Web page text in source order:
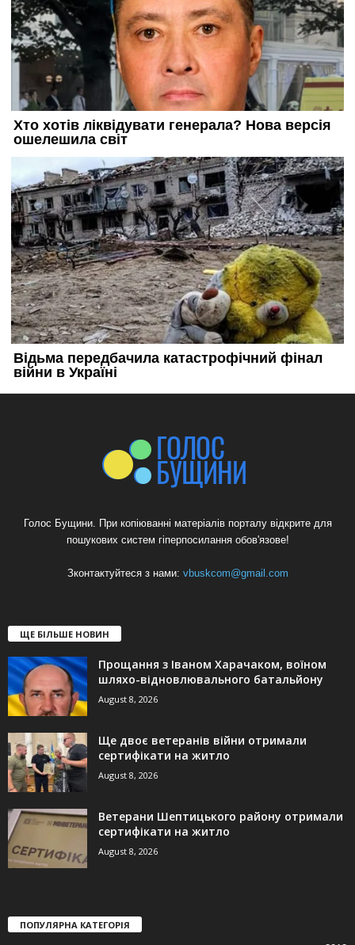
Голос Бущини. При копіюванні матеріалів порталу відкрите для
пошукових систем гіперпосилання обов'язове!
Зконтактуйтеся з нами: vbuskcom@gmail.com
ЩЕ БІЛЬШЕ НОВИН
Прощання з Іваном Харачаком, воїном
шляхо-відновлювального батальйону
August 8, 2026
Ще двоє ветеранів війни отримали
сертифікати на житло
August 8, 2026
Ветерани Шептицького району отримали
сертифікати на житло
August 8, 2026
ПОПУЛЯРНА КАТЕГОРІЯ